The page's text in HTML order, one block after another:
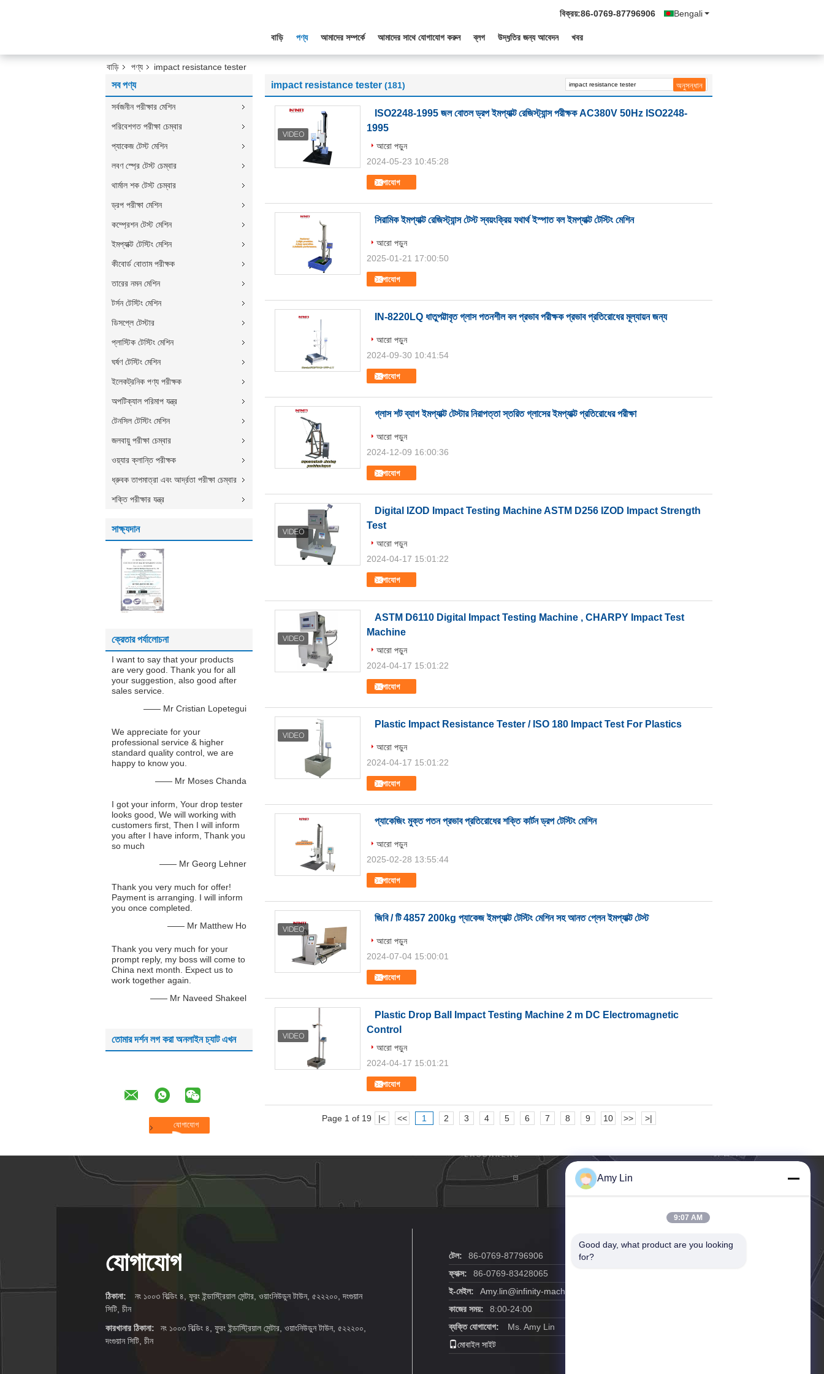
Bengali
বিক্রয়:86-0769-87796906
বাড়ি পণ্য আমাদের সম্পর্কে আমাদের সাথে যোগাযোগ করুন ব্লগ উদ্ধৃতির জন্য আবেদন খবর
বাড়ি পণ্য impact resistance tester
সব পণ্য
সর্বজনীন পরীক্ষার মেশিন
পরিবেশগত পরীক্ষা চেম্বার
প্যাকেজ টেস্ট মেশিন
লবণ স্প্রে টেস্ট চেম্বার
থার্মাল শক টেস্ট চেম্বার
ড্রপ পরীক্ষা মেশিন
কম্প্রেশন টেস্ট মেশিন
ইমপ্যাক্ট টেস্টিং মেশিন
কীবোর্ড বোতাম পরীক্ষক
তারের নমন মেশিন
টর্সন টেস্টিং মেশিন
ডিসপ্লে টেস্টার
প্লাস্টিক টেস্টিং মেশিন
ঘর্ষণ টেস্টিং মেশিন
ইলেকট্রনিক পণ্য পরীক্ষক
অপটিক্যাল পরিমাপ যন্ত্র
টেনসিল টেস্টিং মেশিন
জলবায়ু পরীক্ষা চেম্বার
ওয়্যার ক্লান্তি পরীক্ষক
ধ্রুবক তাপমাত্রা এবং আর্দ্রতা পরীক্ষা চেম্বার
শক্তি পরীক্ষার যন্ত্র
সাক্ষ্যদান
ক্রেতার পর্যালোচনা
I want to say that your products
are very good. Thank you for all
your suggestion, also good after
sales service.
—— Mr Cristian Lopetegui
We appreciate for your
professional service & higher
standard quality control, we are
happy to know you.
—— Mr Moses Chanda
I got your inform, Your drop tester
looks good, We will working with
customers first, Then I will inform
you after I have inform, Thank you
so much
—— Mr Georg Lehner
Thank you very much for offer!
Payment is arranging. I will inform
you once completed.
—— Mr Matthew Ho
Thank you very much for your
prompt reply, my boss will come to
China next month. Expect us to
work together again.
—— Mr Naveed Shakeel
তোমার দর্শন লগ করা অনলাইন চ্যাট এখন
impact resistance tester (181)
ISO2248-1995 জল বোতল ড্রপ ইমপ্যাক্ট রেজিস্ট্যান্স পরীক্ষক AC380V 50Hz ISO2248-
1995
যোগাযোগ
আরো পড়ুন
2024-05-23 10:45:28
সিরামিক ইমপ্যাক্ট রেজিস্ট্যান্স টেস্ট স্বয়ংক্রিয় যথার্থ ইস্পাত বল ইমপ্যাক্ট টেস্টিং মেশিন
যোগাযোগ
আরো পড়ুন
2025-01-21 17:00:50
IN-8220LQ ধাতুপট্টাবৃত গ্লাস পতনশীল বল প্রভাব পরীক্ষক প্রভাব প্রতিরোধের মূল্যায়ন জন্য
যোগাযোগ
আরো পড়ুন
2024-09-30 10:41:54
গ্লাস শট ব্যাগ ইমপ্যাক্ট টেস্টার নিরাপত্তা স্তরিত গ্লাসের ইমপ্যাক্ট প্রতিরোধের পরীক্ষা
যোগাযোগ
আরো পড়ুন
2024-12-09 16:00:36
Digital IZOD Impact Testing Machine ASTM D256 IZOD Impact Strength
Test
যোগাযোগ
আরো পড়ুন
2024-04-17 15:01:22
ASTM D6110 Digital Impact Testing Machine , CHARPY Impact Test
Machine
যোগাযোগ
আরো পড়ুন
2024-04-17 15:01:22
Plastic Impact Resistance Tester / ISO 180 Impact Test For Plastics
যোগাযোগ
আরো পড়ুন
2024-04-17 15:01:22
প্যাকেজিং মুক্ত পতন প্রভাব প্রতিরোধের শক্তি কার্টন ড্রপ টেস্টিং মেশিন
যোগাযোগ
আরো পড়ুন
2025-02-28 13:55:44
জিবি / টি 4857 200kg প্যাকেজ ইমপ্যাক্ট টেস্টিং মেশিন সহ আনত প্লেন ইমপ্যাক্ট টেস্ট
যোগাযোগ
আরো পড়ুন
2024-07-04 15:00:01
Plastic Drop Ball Impact Testing Machine 2 m DC Electromagnetic
Control
যোগাযোগ
আরো পড়ুন
2024-04-17 15:01:21
Page 1 of 19 |< << 1 2 3 4 5 6 7 8 9 10 >> >|
যোগাযোগ
ঠিকানা:
নং ১০০৩ বিল্ডিং ৪, ফুরং ইন্ডাস্ট্রিয়াল সেন্টার, ওয়াংনিউডুন টাউন, ৫২২২০০, দংগুয়ান
সিটি, চীন
কারখানার ঠিকানা:
নং ১০০৩ বিল্ডিং ৪, ফুরং ইন্ডাস্ট্রিয়াল সেন্টার, ওয়াংনিউডুন টাউন, ৫২২২০০,
দংগুয়ান সিটি, চীন
টেল:
86-0769-87796906
ফ্যাক্স:
86-0769-83428065
ই-মেইল:
Amy.lin@infinity-machine.com
কাজের সময়:
8:00-24:00
ব্যক্তি যোগাযোগ:
Ms. Amy Lin
মোবাইল সাইট
Amy Lin
9:07 AM
Good day, what product are you looking
for?